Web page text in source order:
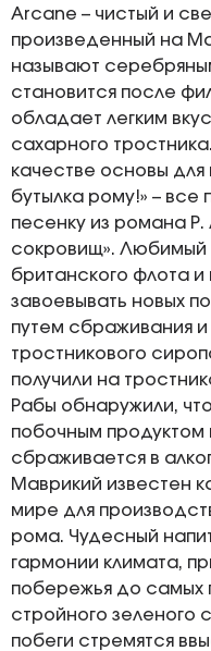
Arcane – чистый и
произведенный на
называют
становится после
обладает легким
сахарного
качестве основы для
бутылка рому!» – все
песенку из романа
сокровищ». Любимый
британского флота
завоевывать новых
путем сбраживания и
тростникового
получили на
Рабы обнаружили,
побочным продуктом
сбраживается в
Маврикий известен
мире для
рома. Чудесный
гармонии климата,
побережья до самых
стройного зеленого
побеги стремятся